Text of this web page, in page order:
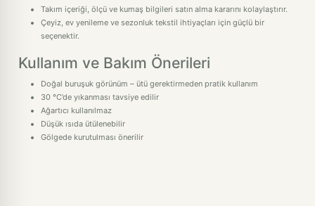
Takım içeriği, ölçü ve kumaş bilgileri satın alma kararını kolaylaştırır.
Çeyiz, ev yenileme ve sezonluk tekstil ihtiyaçları için güçlü bir
seçenektir.
Kullanım ve Bakım Önerileri
Doğal buruşuk görünüm – ütü gerektirmeden pratik kullanım
30 °C’de yıkanması tavsiye edilir
Ağartıcı kullanılmaz
Düşük ısıda ütülenebilir
Gölgede kurutulması önerilir